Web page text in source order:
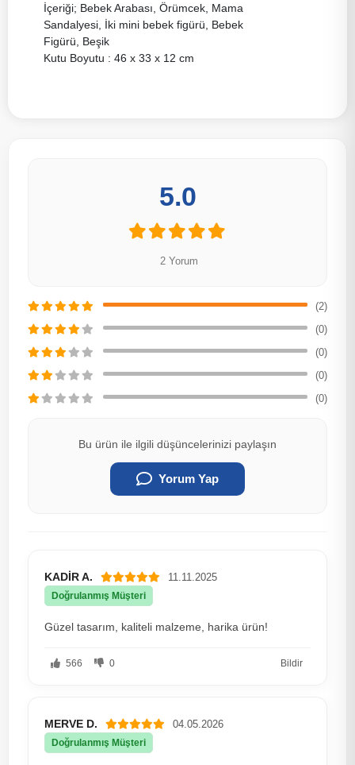
İçeriği; Bebek Arabası, Örümcek, Mama
Sandalyesi, İki mini bebek figürü, Bebek
Figürü, Beşik
Kutu Boyutu : 46 x 33 x 12 cm
5.0
2 Yorum
(2)
(0)
(0)
(0)
(0)
Bu ürün ile ilgili düşüncelerinizi paylaşın
Yorum Yap
KADİR A. 11.11.2025
Doğrulanmış Müşteri
Güzel tasarım, kaliteli malzeme, harika ürün!
566 0 Bildir
MERVE D. 04.05.2026
Doğrulanmış Müşteri